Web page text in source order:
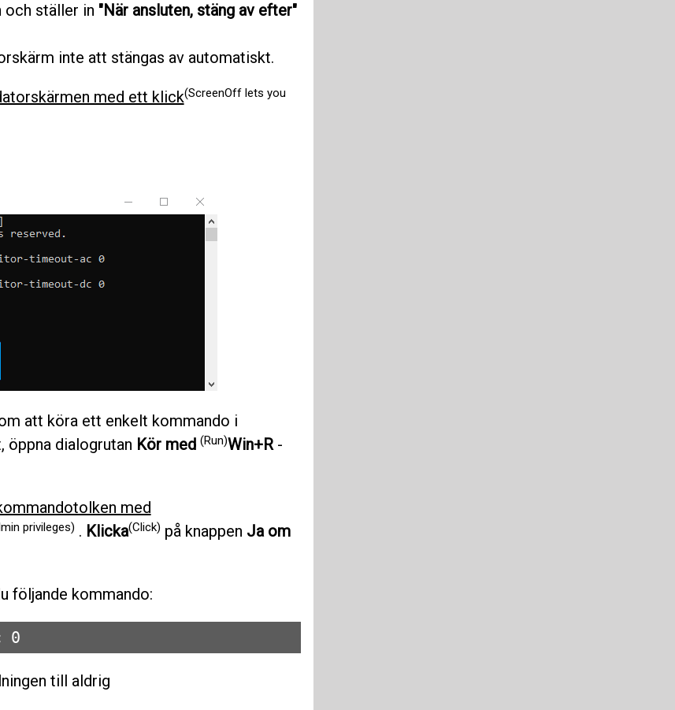
och ställer in "När ansluten, stäng av efter"
inte att stängas av automatiskt.
med ett klick(ScreenOff lets you
att köra ett enkelt kommando i
öppna dialogrutan Kör med (Run)Win+R-
med
privileges) . Klicka(Click) på knappen Ja om
följande kommando:
0
till aldrig